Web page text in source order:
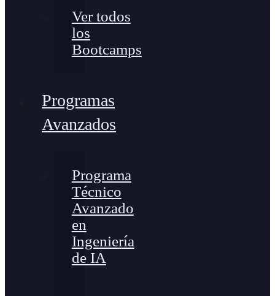
Ver todos
los
Bootcamps
Programas
Avanzados
Programa
Técnico
Avanzado
en
Ingeniería
de IA